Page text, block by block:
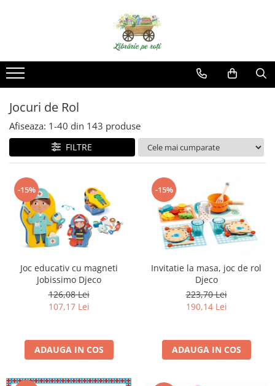
Jocuri de Rol
Afiseaza: 1-40 din 143 produse
FILTRE
-15%
Joc educativ cu magneti
Jobissimo Djeco
126,08 Lei
107,17 Lei
ADAUGA IN COS
-15%
Invitatie la masa, joc de rol
Djeco
223,70 Lei
190,14 Lei
ADAUGA IN COS